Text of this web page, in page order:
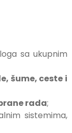
sa ukupnim
šume, ceste i
rada;
sistemima,